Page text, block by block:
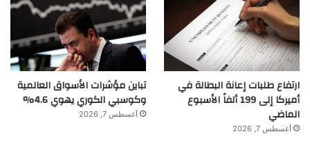
ارتفاع طلبات إعانة البطالة في
أميركا إلى 199 ألفاً الأسبوع
الماضي
أغسطس 7, 2026
تباين مؤشرات الأسواق العالمية
وكوسبي الكوري يهوي 4.6%
أغسطس 7, 2026